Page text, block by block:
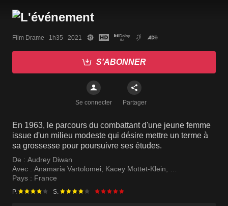
Film Drame   1h35   2021
S'ABONNER
Se connecter Partager
En 1963, le parcours du combattant d'une jeune femme
issue d'un milieu modeste qui désire mettre un terme à
sa grossesse pour poursuivre ses études.
De : Audrey Diwan
Avec : Anamaria Vartolomei, Kacey Mottet-Klein,
Luàna Bajrami
Pays : France
P. S.